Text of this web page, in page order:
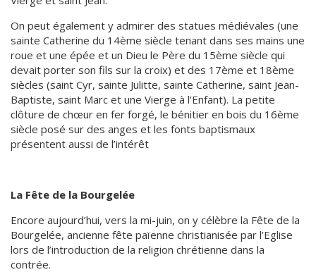
On peut également y admirer des statues médiévales (une
sainte Catherine du 14ème siècle tenant dans ses mains une
roue et une épée et un Dieu le Père du 15ème siècle qui
devait porter son fils sur la croix) et des 17ème et 18ème
siècles (saint Cyr, sainte Julitte, sainte Catherine, saint Jean-
Baptiste, saint Marc et une Vierge à l’Enfant). La petite
clôture de chœur en fer forgé, le bénitier en bois du 16ème
siècle posé sur des anges et les fonts baptismaux
présentent aussi de l’intérêt
La Fête de la Bourgelée
Encore aujourd’hui, vers la mi-juin, on y célèbre la Fête de la
Bourgelée, ancienne fête païenne christianisée par l’Eglise
lors de l’introduction de la religion chrétienne dans la
contrée.